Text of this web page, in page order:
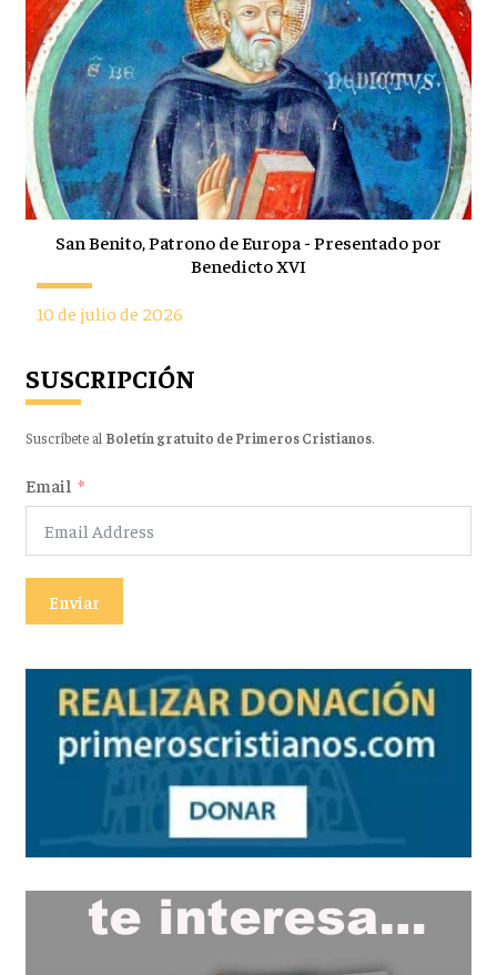
San Benito, Patrono de Europa - Presentado por
Benedicto XVI
10 de julio de 2026
SUSCRIPCIÓN
Suscríbete al Boletín gratuito de Primeros Cristianos.
Email
Enviar